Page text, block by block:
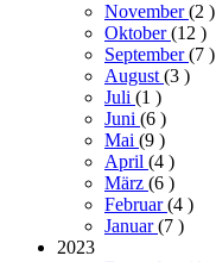
November(2 )
Oktober(12 )
September(7 )
August (3 )
Juli (1 )
Juni (6 )
Mai (9 )
April (4 )
März (6 )
Februar(4 )
Januar(7 )
2023